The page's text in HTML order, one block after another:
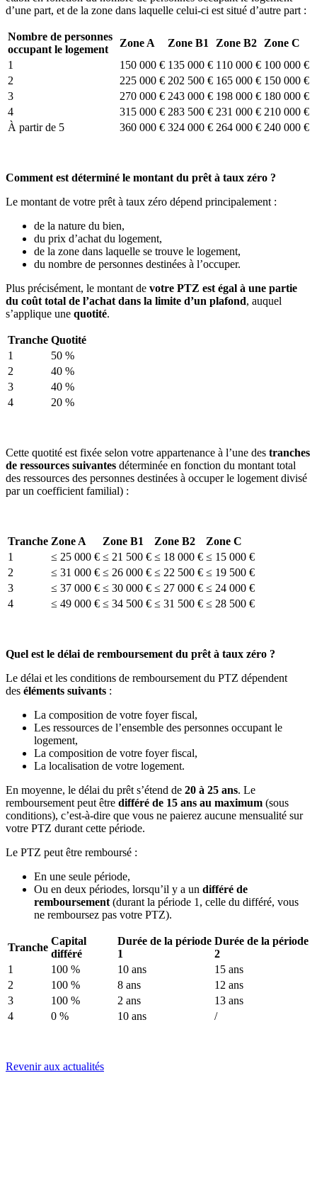
d’une part, et de la zone dans laquelle celui-ci est situé d’autre part :
Nombre de personnes
occupant le logement
Zone A Zone B1 Zone B2
Zone C
1
150 000 € 135 000 € 110 000 € 100 000 €
2
225 000 € 202 500 € 165 000 € 150 000 €
3
270 000 € 243 000 € 198 000 € 180 000 €
4
315 000 € 283 500 € 231 000 € 210 000 €
À partir de 5
360 000 € 324 000 € 264 000 € 240 000 €
Comment est déterminé le montant du prêt à taux zéro ?
Le montant de votre prêt à taux zéro dépend principalement :
de la nature du bien,
du prix d’achat du logement,
de la zone dans laquelle se trouve le logement,
du nombre de personnes destinées à l’occuper.
Plus précisément, le montant de votre PTZ est égal à une partie
du coût total de l’achat dans la limite d’un plafond, auquel
s’applique une quotité.
Tranche Quotité
1
50 %
2
40 %
3
40 %
4
20 %
Cette quotité est fixée selon votre appartenance à l’une des tranches
de ressources suivantes déterminée en fonction du montant total
des ressources des personnes destinées à occuper le logement divisé
par un coefficient familial) :
Tranche Zone A Zone B1 Zone B2
Zone C
1
≤ 25 000 € ≤ 21 500 € ≤ 18 000 € ≤ 15 000 €
2
≤ 31 000 € ≤ 26 000 € ≤ 22 500 € ≤ 19 500 €
3
≤ 37 000 € ≤ 30 000 € ≤ 27 000 € ≤ 24 000 €
4
≤ 49 000 € ≤ 34 500 € ≤ 31 500 € ≤ 28 500 €
Quel est le délai de remboursement du prêt à taux zéro ?
Le délai et les conditions de remboursement du PTZ dépendent
des éléments suivants :
La composition de votre foyer fiscal,
Les ressources de l’ensemble des personnes occupant le
logement,
La composition de votre foyer fiscal,
La localisation de votre logement.
En moyenne, le délai du prêt s’étend de 20 à 25 ans. Le
remboursement peut être différé de 15 ans au maximum (sous
conditions), c’est-à-dire que vous ne paierez aucune mensualité sur
votre PTZ durant cette période.
Le PTZ peut être remboursé :
En une seule période,
Ou en deux périodes, lorsqu’il y a un différé de
remboursement (durant la période 1, celle du différé, vous
ne remboursez pas votre PTZ).
Tranche
Capital
différé
Durée de la période
1
Durée de la période
2
1
100 % 10 ans
15 ans
2
100 % 8 ans
12 ans
3
100 % 2 ans
13 ans
4
0 % 10 ans /
Revenir aux actualités